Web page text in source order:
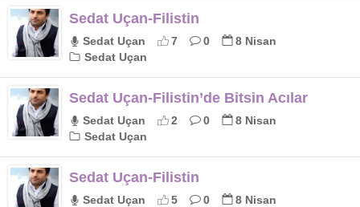
Sedat Uçan-Filistin
Sedat Uçan 7 0
8 Nisan
Sedat Uçan
Sedat Uçan-Filistin’de Bitsin Acılar
Sedat Uçan 2 0
8 Nisan
Sedat Uçan
Sedat Uçan-Filistin
Sedat Uçan 5 0
8 Nisan